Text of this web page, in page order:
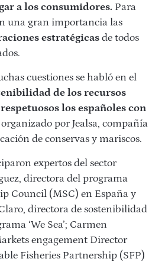
a los consumidores. Para
una gran importancia las
estratégicas de todos
cuestiones se habló en el
de los recursos
los españoles con
organizado por Jealsa, compañía
de conservas y mariscos.
expertos del sector
directora del programa
Council (MSC) en España y
directora de sostenibilidad
‘We Sea’; Carmen
engagement Director
Fisheries Partnership (SFP)